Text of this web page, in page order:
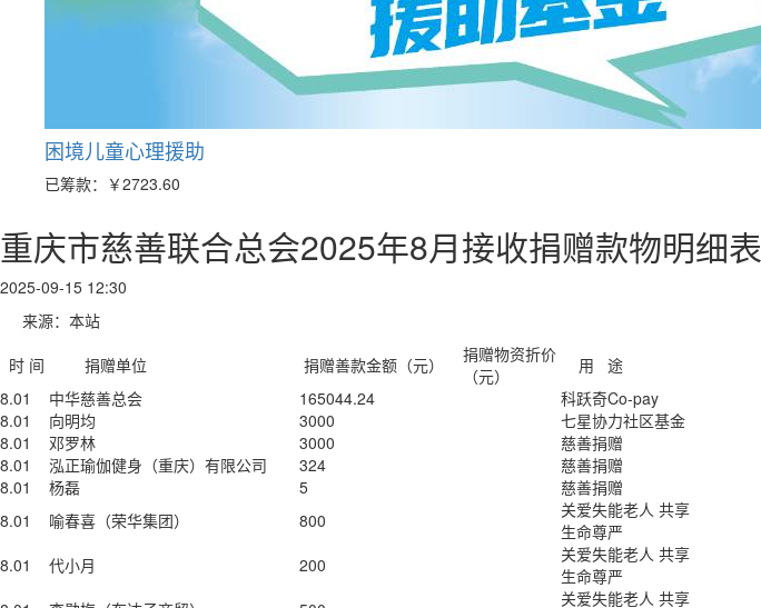
困境儿童心理援助
已筹款： ￥2723.60
重庆市慈善联合总会2025年8月接收捐赠款物明细表
2025-09-15 12:30
来源：本站
时 间
捐赠单位 捐赠善款金额（元）
捐赠物资折价
（元）
用 途
8.01
中华慈善总会 165044.24
科跃奇Co-pay
8.01
向明均 3000
七星协力社区基金
8.01
邓罗林 3000
慈善捐赠
8.01
泓正瑜伽健身（重庆）有限公司 324
慈善捐赠
8.01
杨磊 5
慈善捐赠
8.01
喻春喜（荣华集团） 800
关爱失能老人 共享
生命尊严
8.01
代小月 200
关爱失能老人 共享
生命尊严
关爱失能老人 共享